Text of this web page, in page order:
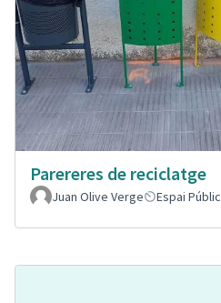
Parereres de reciclatge
Juan Olive Verge
Espai Públic